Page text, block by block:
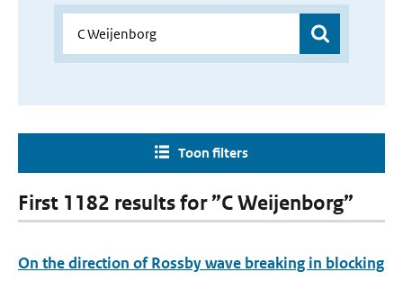
Toon filters
First 1182 results for ”C Weijenborg”
On the direction of Rossby wave breaking in blocking